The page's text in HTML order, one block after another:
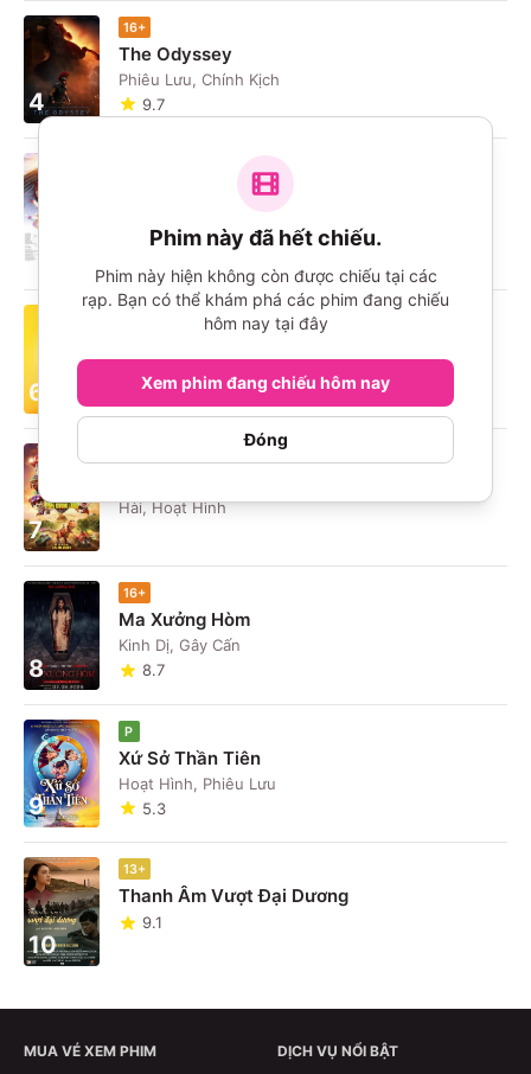
4
16+
The Odyssey
Phiêu Lưu, Chính Kịch
9.7
5
Umamusume: Pretty Derby - Khởi Đầu Kỷ
Hài, Hoạt Hình
6
9.2
7
Hài, Hoạt Hình
8
16+
Ma Xưởng Hòm
Kinh Dị, Gây Cấn
8.7
9
P
Xứ Sở Thần Tiên
Hoạt Hình, Phiêu Lưu
5.3
10
13+
Thanh Âm Vượt Đại Dương
9.1
MUA VÉ XEM PHIM DỊCH VỤ NỔI BẬT
Phim này đã hết chiếu.
Phim này hiện không còn được chiếu tại các
rạp. Bạn có thể khám phá các phim đang chiếu
hôm nay tại đây
Xem phim đang chiếu hôm nay
Đóng